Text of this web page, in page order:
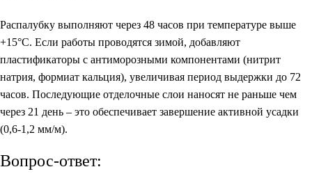
Распалубку выполняют через 48 часов при температуре выше
+15°C. Если работы проводятся зимой, добавляют
пластификаторы с антиморозными компонентами (нитрит
натрия, формиат кальция), увеличивая период выдержки до 72
часов. Последующие отделочные слои наносят не раньше чем
через 21 день – это обеспечивает завершение активной усадки
(0,6-1,2 мм/м).
Вопрос-ответ: